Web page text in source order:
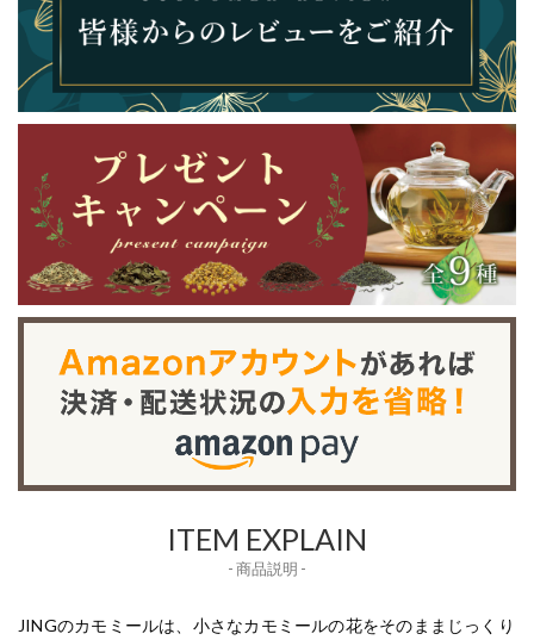
ITEM EXPLAIN
- 商品説明 -
JINGのカモミールは、小さなカモミールの花をそのままじっくり